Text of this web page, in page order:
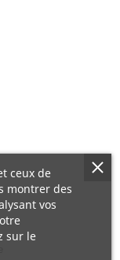
ceux de
montrer des
vos
sur le